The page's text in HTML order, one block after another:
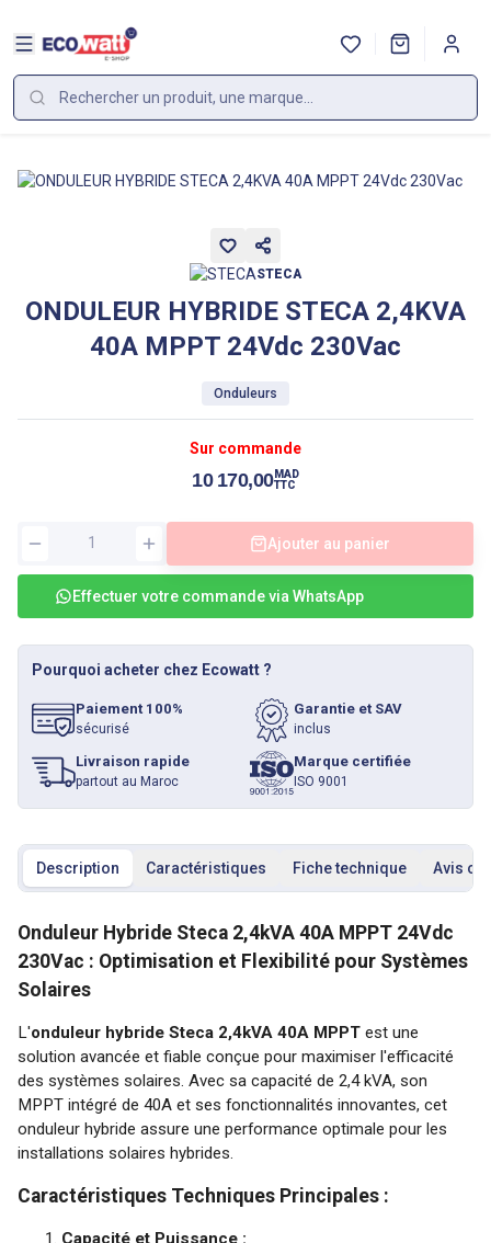
STECA
ONDULEUR HYBRIDE STECA 2,4KVA
40A MPPT 24Vdc 230Vac
Onduleurs
Sur commande
10 170,00MAD
TTC
Ajouter au panier
Effectuer votre commande via WhatsApp
Pourquoi acheter chez Ecowatt ?
Paiement 100%
sécurisé
Garantie et SAV
inclus
Livraison rapide
partout au Maroc
Marque certifiée
ISO 9001
Description Caractéristiques Fiche technique Avis